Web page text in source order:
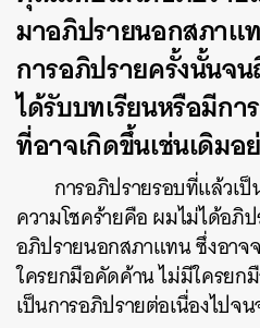
มาอภิปรายนอกสภาแ
การอภิปรายครั้งนั้นจ
ได้รับบทเรียนหรือมีก
ที่อาจเกิดขึ้นเช่นเดิมอ
การอภิปรายรอบที่แล้วเ
ความโชคร้ายคือ ผมไม่ได้อภิ
อภิปรายนอกสภาแทน ซึ่งอาจ
ใครยกมือคัดค้าน ไม่มีใครยก
เป็นการอภิปรายต่อเนื่องไปจ